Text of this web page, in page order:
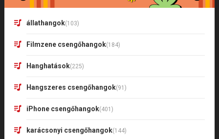
állathangok(103)
Filmzene csengőhangok(184)
Hanghatások(225)
Hangszeres csengőhangok(91)
iPhone csengőhangok(401)
karácsonyi csengőhangok(144)